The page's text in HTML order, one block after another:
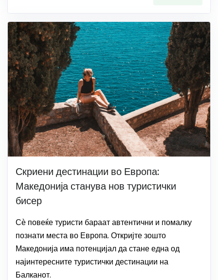
Скриени дестинации во Европа:
Македонија станува нов туристички
бисер
Сѐ повеќе туристи бараат автентични и помалку
познати места во Европа. Откријте зошто
Македонија има потенцијал да стане една од
најинтересните туристички дестинации на
Балканот.